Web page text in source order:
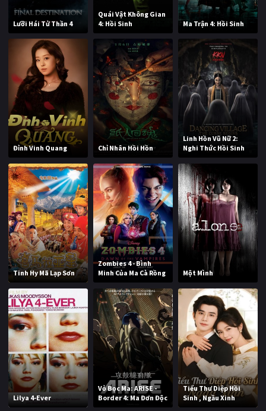
Lưỡi Hái Tử Thần 4
Quái Vật Không Gian
4: Hồi Sinh
Ma Trận 4: Hồi Sinh
Đỉnh Vinh Quang Chỉ Nhân Hồi Hồn
Linh Hồn Vũ Nữ 2:
Nghi Thức Hồi Sinh
Tinh Hy Mã Lạp Sơn
Zombies 4 - Bình
Minh Của Ma Cà Rồng
Một Mình
Lilya 4-Ever
Vỏ Bọc Ma: ARISE -
Border 4: Ma Đơn Độc
Tiểu Thư Diệp Hồi
Sinh , Ngầu Xinh